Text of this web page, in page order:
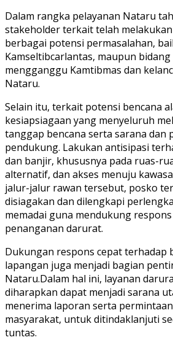
Dalam rangka pelayanan Nataru
stakeholder terkait telah
berbagai potensi permasalahan,
Kamseltibcarlantas, maupun
mengganggu Kamtibmas dan
Nataru.
Selain itu, terkait potensi bencana
kesiapsiagaan yang menyeluruh
tanggap bencana serta sarana dan
pendukung. Lakukan antisipasi
dan banjir, khususnya pada ruas-
alternatif, dan akses menuju
jalur-jalur rawan tersebut, posko
disiagakan dan dilengkapi
memadai guna mendukung
penanganan darurat.
Dukungan respons cepat terhadap
lapangan juga menjadi bagian
Nataru.Dalam hal ini, layanan
diharapkan dapat menjadi sarana
menerima laporan serta
masyarakat, untuk ditindaklanjuti
tuntas.